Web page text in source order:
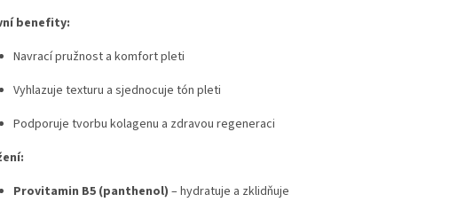
benefity:
Navrací pružnost a komfort pleti
Vyhlazuje texturu a sjednocuje tón pleti
Podporuje tvorbu kolagenu a zdravou regeneraci
Provitamin B5 (panthenol) – hydratuje a zklidňuje